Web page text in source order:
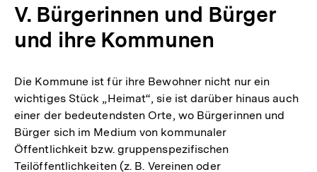
Fußnote
V. Bürgerinnen und Bürger
und ihre Kommunen
Die Kommune ist für ihre Bewohner nicht nur ein
wichtiges Stück „Heimat“, sie ist darüber hinaus auch
einer der bedeutendsten Orte, wo Bürgerinnen und
Bürger sich im Medium von kommunaler
Öffentlichkeit bzw. gruppenspezifischen
Teilöffentlichkeiten (z. B. Vereinen oder